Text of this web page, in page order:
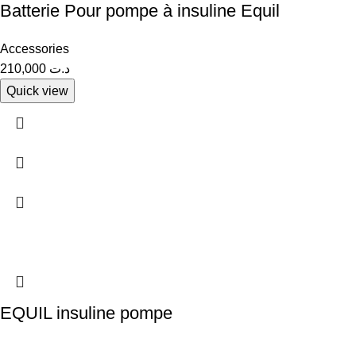
Batterie Pour pompe à insuline Equil
Accessories
د.ت
Quick view
EQUIL insuline pompe